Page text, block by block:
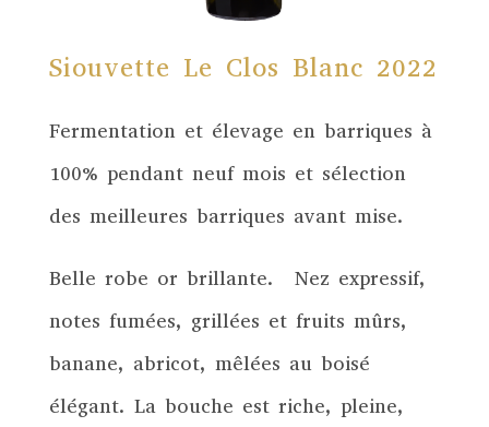
Siouvette Le Clos Blanc 2022
Fermentation et élevage en barriques à
100% pendant neuf mois et sélection
des meilleures barriques avant mise.
Belle robe or brillante. Nez expressif,
notes fumées, grillées et fruits mûrs,
banane, abricot, mêlées au boisé
élégant. La bouche est riche, pleine,